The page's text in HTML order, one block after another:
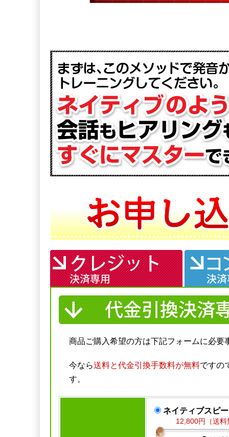
商品ご購入希望の方は下記フォームに必要
今なら送料と代金引換手数料が無料ですの
す。
ネイティブスピ
12,800円（送